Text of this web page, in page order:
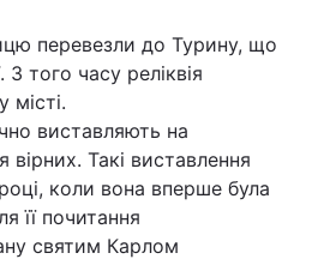
перевезли до Турину, що
того часу реліквія
виставляють на
вірних. Такі виставлення
коли вона вперше була
її почитання
святим Карлом